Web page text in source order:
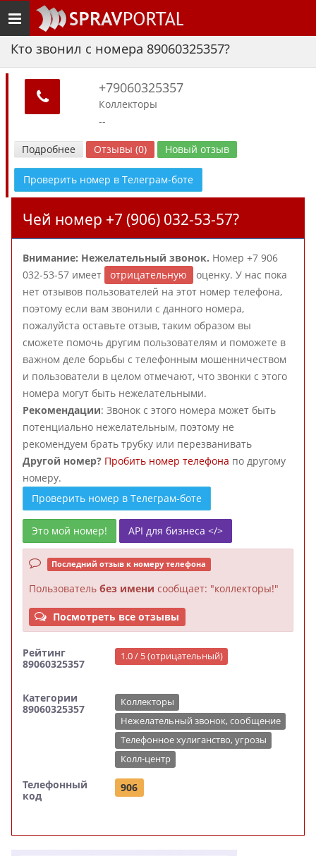
Toggle
navigation
Кто звонил с номера 89060325357?
+79060325357
Коллекторы
--
Подробнее Отзывы (0) Новый отзыв
Проверить номер в Телеграм-боте
Чей номер +7 (906) 032-53-57?
Внимание: Нежелательный звонок. Номер +7 906
032-53-57 имеет
отрицательную
оценку. У нас пока
нет отзывов пользователей на этот номер телефона,
поэтому если вам звонили с данного номера,
пожалуйста оставьте отзыв, таким образом вы
сможете помочь другим пользователям и поможете в
важном деле борьбы с телефонным мошенничеством
и пользователи в целом отмечают, что звонки с этого
номера могут быть нежелательными.
Рекомендации: Звонок с этого номера может быть
потенциально нежелательным, поэтому не
рекомендуем брать трубку или перезванивать
Другой номер? Пробить номер телефона по другому
номеру.
Проверить номер в Телеграм-боте
Это мой номер! API для бизнеса </>
Последний отзыв к номеру телефона
Пользователь без имени сообщает: "коллекторы!"
Посмотреть все отзывы
Рейтинг
89060325357
1.0 / 5 (отрицательный)
Категории
89060325357
Коллекторы
Нежелательный звонок, сообщение
Телефонное хулиганство, угрозы
Колл-центр
Телефонный
код
906